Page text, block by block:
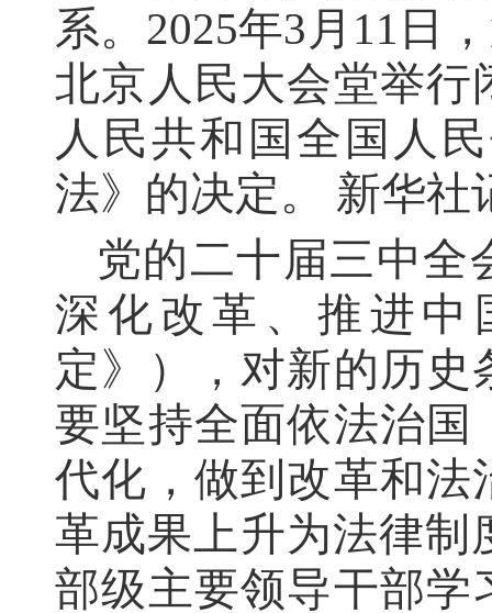
系。2025年3月11日
北京人民大会堂举行
人民共和国全国人
法》的决定。 新华社
党的二十届三中全
深化改革、推进中
定》），对新的历
要坚持全面依法治国
代化，做到改革和法
革成果上升为法律制
部级主要领导干部学